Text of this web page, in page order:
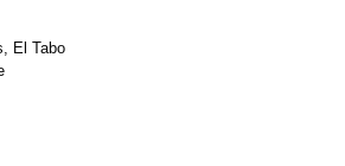
El Tabo